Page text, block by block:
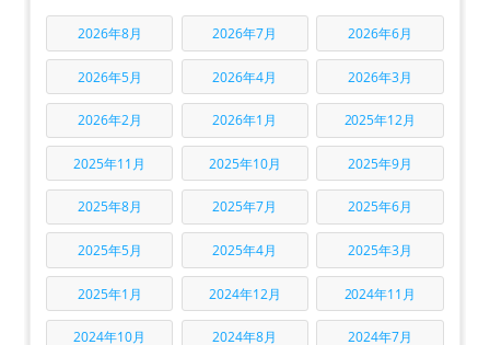
2026年8月 2026年7月 2026年6月
2026年5月 2026年4月 2026年3月
2026年2月 2026年1月 2025年12月
2025年11月 2025年10月 2025年9月
2025年8月 2025年7月 2025年6月
2025年5月 2025年4月 2025年3月
2025年1月 2024年12月 2024年11月
2024年10月 2024年8月 2024年7月